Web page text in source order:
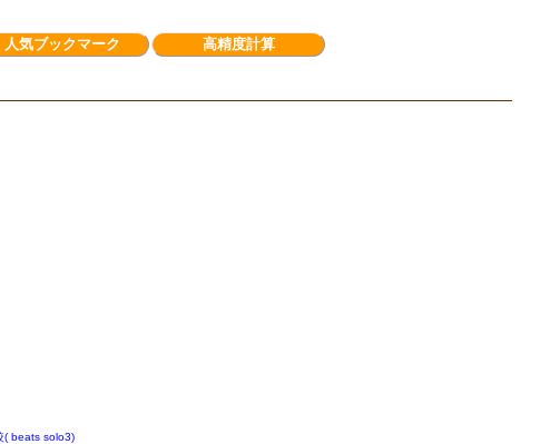
人気ブックマーク
高精度計算
( beats solo3)